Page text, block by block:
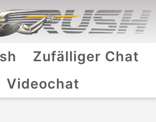
Zufälliger Chat
Videochat